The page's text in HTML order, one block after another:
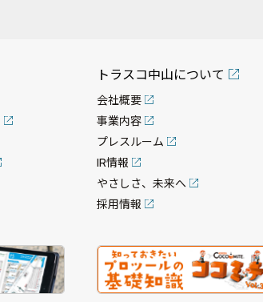
トラスコ中山について
会社概要
事業内容
プレスルーム
IR情報
やさしさ、未来へ
採用情報